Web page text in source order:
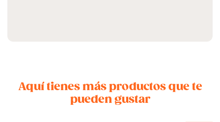
Aquí tienes más productos que te
pueden gustar